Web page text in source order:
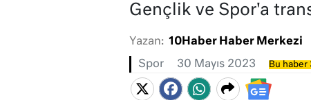
Gençlik ve Spor'a
Yazan: 10Haber Haber Merkezi
Spor 30 Mayıs 2023 Bu haber